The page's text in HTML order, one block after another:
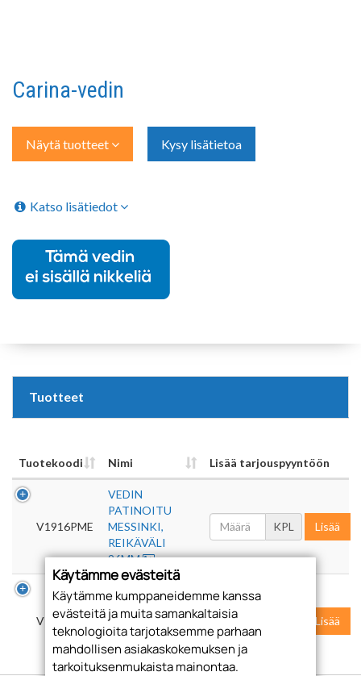
Carina-vedin
Näytä tuotteet Kysy lisätietoa
Katso lisätiedot
Tuotteet
Tuotekoodi Nimi Lisää tarjouspyyntöön
V1916PME
VEDIN
PATINOITU
MESSINKI,
REIKÄVÄLI
96MM
KPL Lisää
V1916PHO
VEDIN
PATINOITU
HOPEA,
REIKÄVÄLI
96MM
Lisää
Käytämme evästeitä
Käytämme kumppaneidemme kanssa
evästeitä ja muita samankaltaisia
teknologioita tarjotaksemme parhaan
mahdollisen asiakaskokemuksen ja
tarkoituksenmukaista mainontaa.